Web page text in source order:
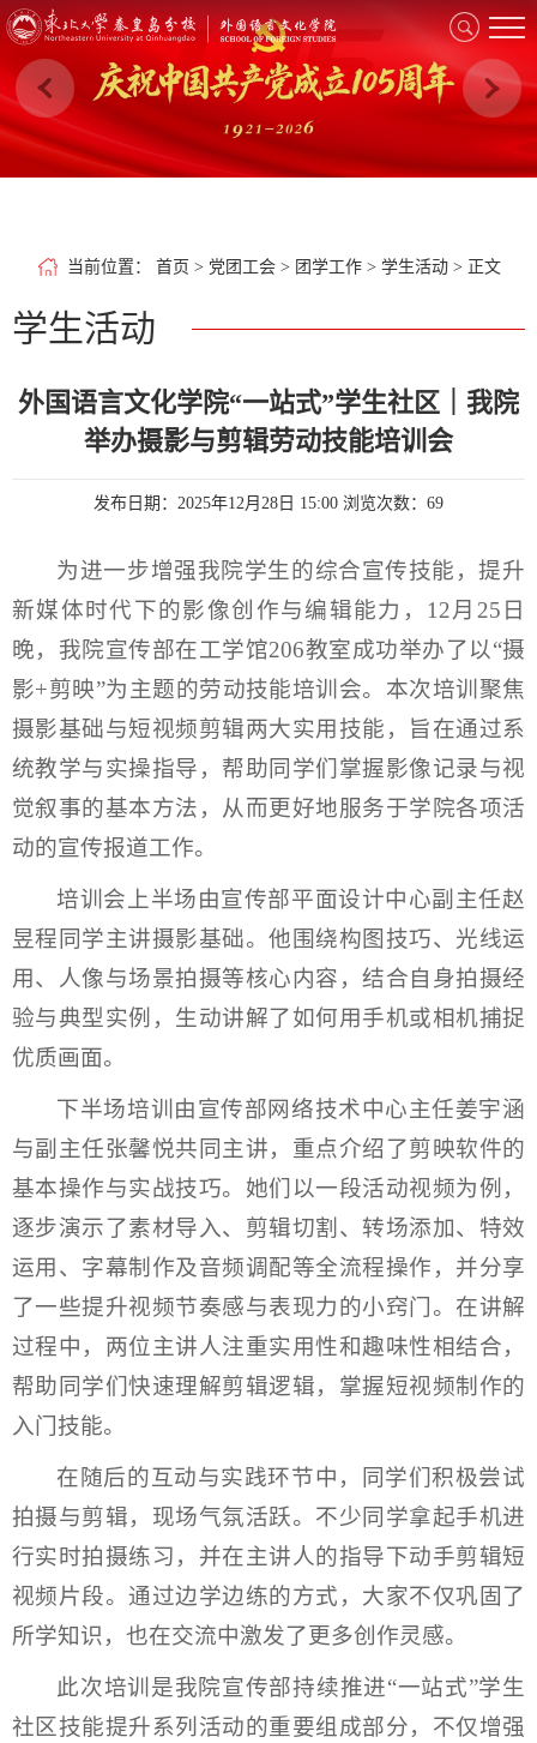
当前位置 ： 首页 > 党团工会 > 团学工作 > 学生活动 > 正文
学生活动
外国语言文化学院“一站式”学生社区｜我院
举办摄影与剪辑劳动技能培训会
发布日期：2025年12月28日 15:00 浏览次数： 69
为进一步增强我院学生的综合宣传技能，提升
新媒体时代下的影像创作与编辑能力，12月25日
晚，我院宣传部在工学馆206教室成功举办了以“摄
影+剪映”为主题的劳动技能培训会。本次培训聚焦
摄影基础与短视频剪辑两大实用技能，旨在通过系
统教学与实操指导，帮助同学们掌握影像记录与视
觉叙事的基本方法，从而更好地服务于学院各项活
动的宣传报道工作。
培训会上半场由宣传部平面设计中心副主任赵
昱程同学主讲摄影基础。他围绕构图技巧、光线运
用、人像与场景拍摄等核心内容，结合自身拍摄经
验与典型实例，生动讲解了如何用手机或相机捕捉
优质画面。
下半场培训由宣传部网络技术中心主任姜宇涵
与副主任张馨悦共同主讲，重点介绍了剪映软件的
基本操作与实战技巧。她们以一段活动视频为例，
逐步演示了素材导入、剪辑切割、转场添加、特效
运用、字幕制作及音频调配等全流程操作，并分享
了一些提升视频节奏感与表现力的小窍门。在讲解
过程中，两位主讲人注重实用性和趣味性相结合，
帮助同学们快速理解剪辑逻辑，掌握短视频制作的
入门技能。
在随后的互动与实践环节中，同学们积极尝试
拍摄与剪辑，现场气氛活跃。不少同学拿起手机进
行实时拍摄练习，并在主讲人的指导下动手剪辑短
视频片段。通过边学边练的方式，大家不仅巩固了
所学知识，也在交流中激发了更多创作灵感。
此次培训是我院宣传部持续推进“一站式”学生
社区技能提升系列活动的重要组成部分，不仅增强